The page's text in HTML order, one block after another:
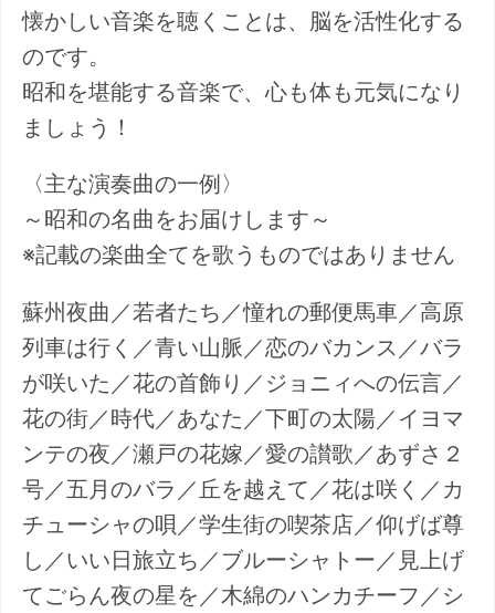
懐かしい音楽を聴くことは、脳を活性化する
のです。
昭和を堪能する音楽で、心も体も元気になり
ましょう！
〈主な演奏曲の一例〉
～昭和の名曲をお届けします～
※記載の楽曲全てを歌うものではありません
蘇州夜曲／若者たち／憧れの郵便馬車／高原
列車は行く／青い山脈／恋のバカンス／バラ
が咲いた／花の首飾り／ジョニィへの伝言／
花の街／時代／あなた／下町の太陽／イヨマ
ンテの夜／瀬戸の花嫁／愛の讃歌／あずさ２
号／五月のバラ／丘を越えて／花は咲く／カ
チューシャの唄／学生街の喫茶店／仰げば尊
し／いい日旅立ち／ブルーシャトー／見上げ
てごらん夜の星を／木綿のハンカチーフ／シ